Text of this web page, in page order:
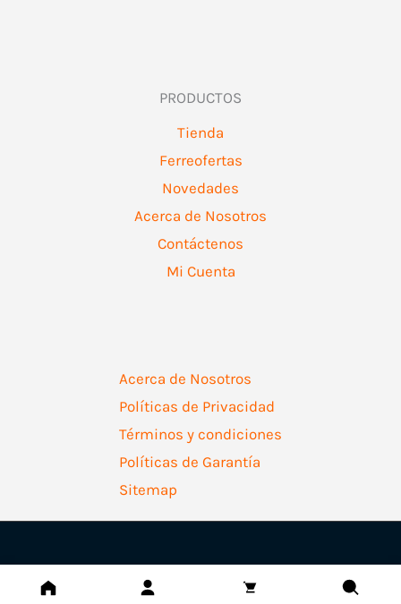
PRODUCTOS
Tienda
Ferreofertas
Novedades
Acerca de Nosotros
Contáctenos
Mi Cuenta
Acerca de Nosotros
Políticas de Privacidad
Términos y condiciones
Políticas de Garantía
Sitemap